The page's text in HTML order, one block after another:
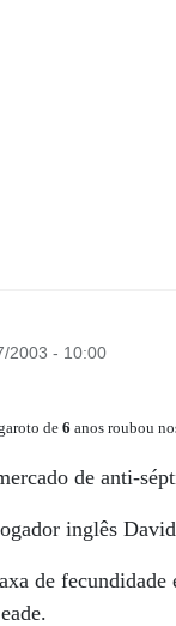
2003 - 10:00
de6 anos roubou
de anti-
inglês
de